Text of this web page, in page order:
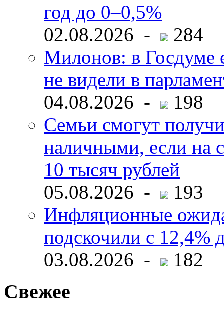
год до 0–0,5%
02.08.2026 -
284
Милонов: в Госдуме
не видели в
04.08.2026 -
198
Семьи смогут
наличными, если на
10 тысяч рублей
05.08.2026 -
193
Инфляционные
подскочили с 12,4%
03.08.2026 -
182
Свежее